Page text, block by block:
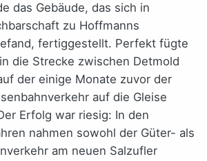
das Gebäude, das sich in
zu Hoffmanns
fertiggestellt. Perfekt fügte
die Strecke zwischen Detmold
der einige Monate zuvor der
auf die Gleise
Erfolg war riesig: In den
nahmen sowohl der Güter- als
am neuen Salzufler